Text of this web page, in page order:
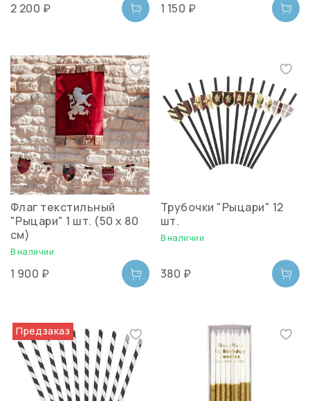
2 200 ₽ 1 150 ₽
Флаг текстильный
"Рыцари" 1 шт. (50 х 80
см)
В наличии
1 900 ₽
Трубочки "Рыцари" 12
шт.
В наличии
380 ₽
Предзаказ